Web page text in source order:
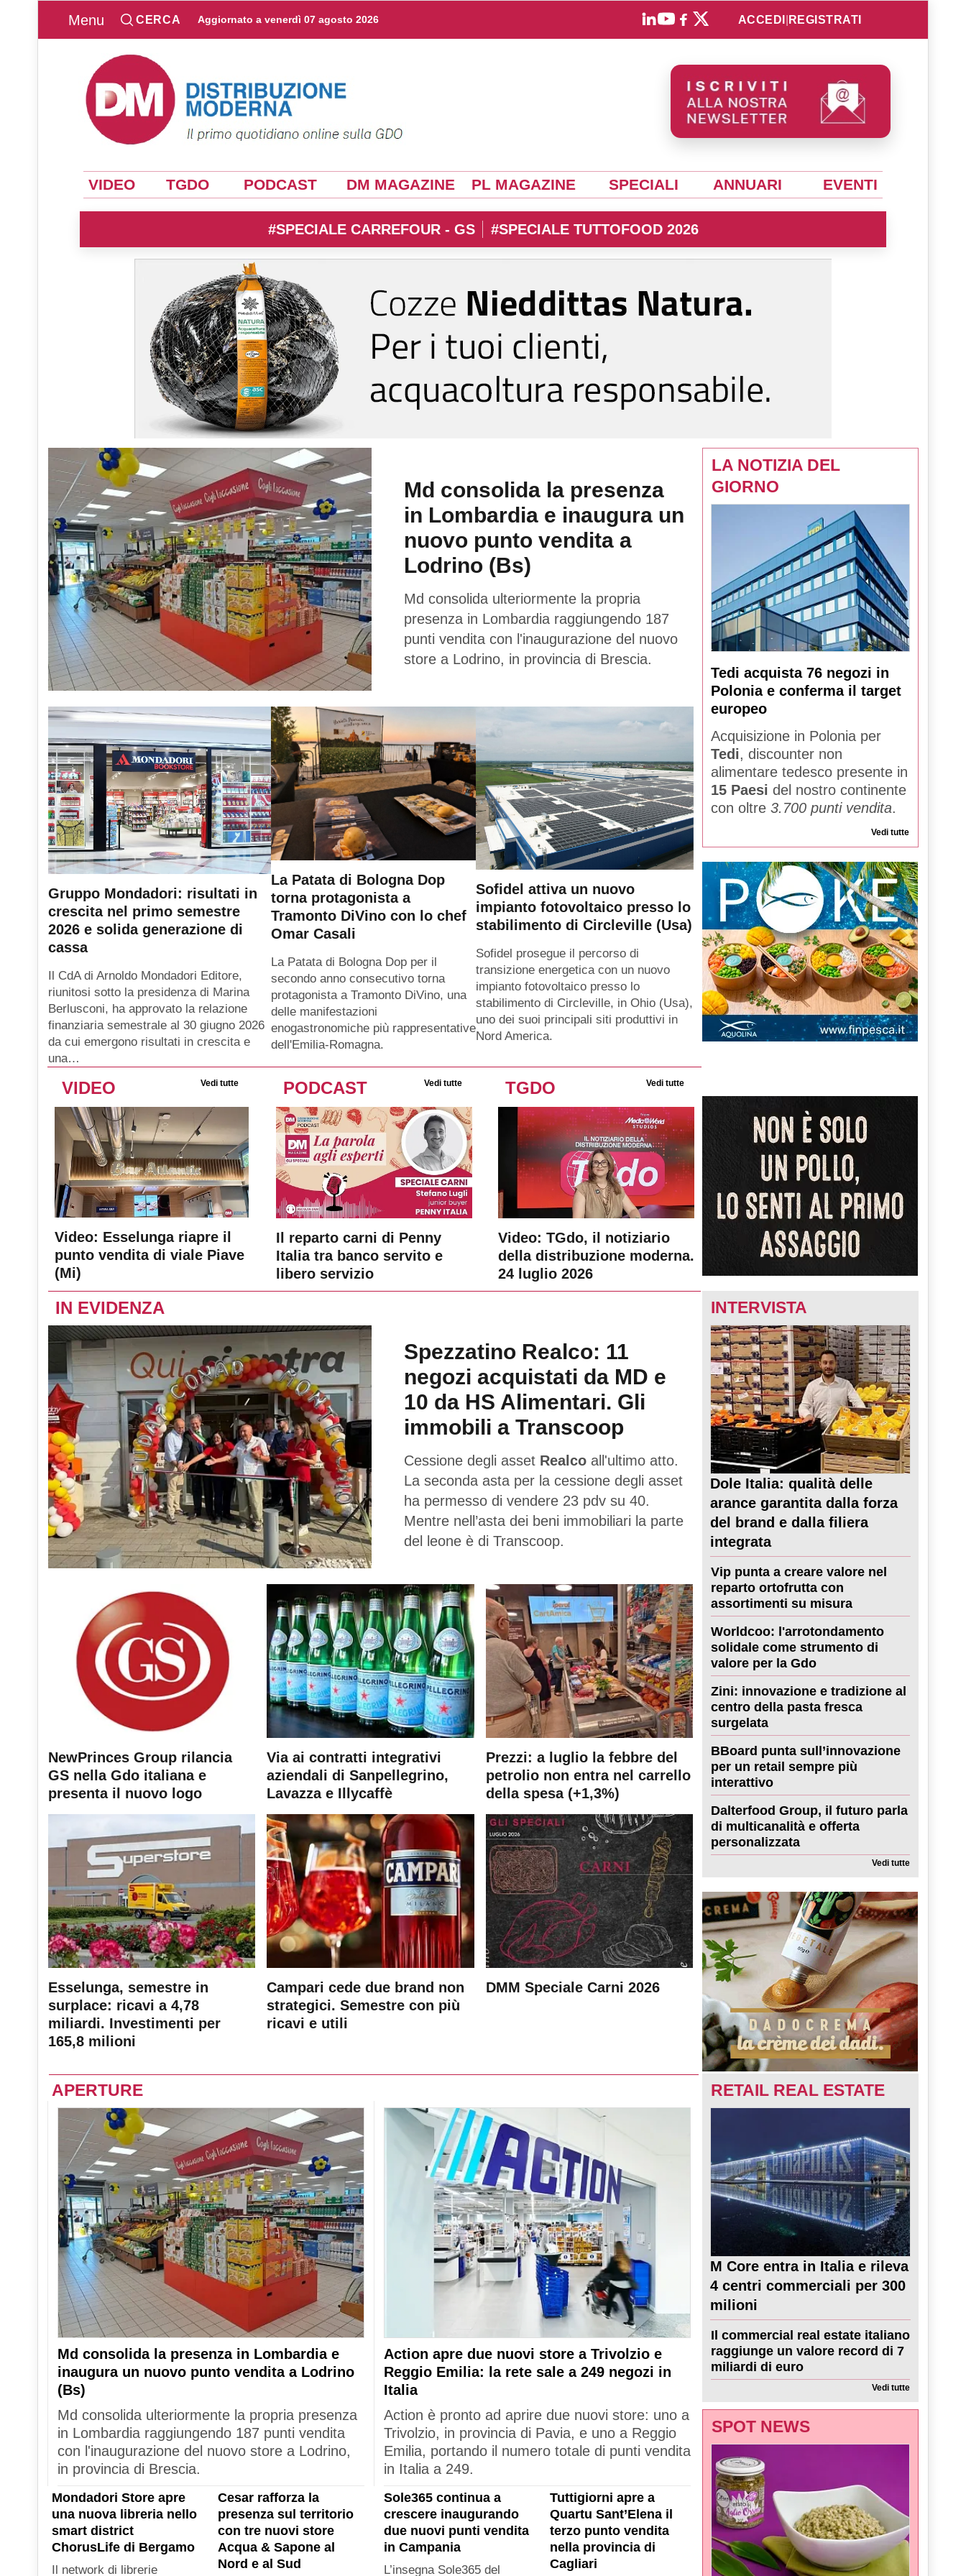
Menu CERCA Aggiornato a venerdì 07 agosto 2026 ACCEDI REGISTRATI
VIDEO TGDO PODCAST DM MAGAZINE PL MAGAZINE SPECIALI ANNUARI EVENTI
#SPECIALE CARREFOUR - GS #SPECIALE TUTTOFOOD 2026
Md consolida la presenza
in Lombardia e inaugura un
nuovo punto vendita a
Lodrino (Bs)
Md consolida ulteriormente la propria
presenza in Lombardia raggiungendo 187
punti vendita con l'inaugurazione del nuovo
store a Lodrino, in provincia di Brescia.
Gruppo Mondadori: risultati in
crescita nel primo semestre
2026 e solida generazione di
cassa
Il CdA di Arnoldo Mondadori Editore,
riunitosi sotto la presidenza di Marina
Berlusconi, ha approvato la relazione
finanziaria semestrale al 30 giugno 2026
da cui emergono risultati in crescita e
una…
La Patata di Bologna Dop
torna protagonista a
Tramonto DiVino con lo chef
Omar Casali
La Patata di Bologna Dop per il
secondo anno consecutivo torna
protagonista a Tramonto DiVino, una
delle manifestazioni
enogastronomiche più rappresentative
dell'Emilia-Romagna.
Sofidel attiva un nuovo
impianto fotovoltaico presso lo
stabilimento di Circleville (Usa)
Sofidel prosegue il percorso di
transizione energetica con un nuovo
impianto fotovoltaico presso lo
stabilimento di Circleville, in Ohio (Usa),
uno dei suoi principali siti produttivi in
Nord America.
LA NOTIZIA DEL
GIORNO
Tedi acquista 76 negozi in
Polonia e conferma il target
europeo
Acquisizione in Polonia per
Tedi, discounter non
alimentare tedesco presente in
15 Paesi del nostro continente
con oltre 3.700 punti vendita.
Vedi tutte
VIDEO Vedi tutte
Video: Esselunga riapre il
punto vendita di viale Piave
(Mi)
PODCAST Vedi tutte
Il reparto carni di Penny
Italia tra banco servito e
libero servizio
TGDO Vedi tutte
Video: TGdo, il notiziario
della distribuzione moderna.
24 luglio 2026
IN EVIDENZA
Spezzatino Realco: 11
negozi acquistati da MD e
10 da HS Alimentari. Gli
immobili a Transcoop
Cessione degli asset Realco all'ultimo atto.
La seconda asta per la cessione degli asset
ha permesso di vendere 23 pdv su 40.
Mentre nell’asta dei beni immobiliari la parte
del leone è di Transcoop.
NewPrinces Group rilancia
GS nella Gdo italiana e
presenta il nuovo logo
Via ai contratti integrativi
aziendali di Sanpellegrino,
Lavazza e Illycaffè
Prezzi: a luglio la febbre del
petrolio non entra nel carrello
della spesa (+1,3%)
Esselunga, semestre in
surplace: ricavi a 4,78
miliardi. Investimenti per
165,8 milioni
Campari cede due brand non
strategici. Semestre con più
ricavi e utili
DMM Speciale Carni 2026
INTERVISTA
Dole Italia: qualità delle
arance garantita dalla forza
del brand e dalla filiera
integrata
Vip punta a creare valore nel
reparto ortofrutta con
assortimenti su misura
Worldcoo: l'arrotondamento
solidale come strumento di
valore per la Gdo
Zini: innovazione e tradizione al
centro della pasta fresca
surgelata
BBoard punta sull’innovazione
per un retail sempre più
interattivo
Dalterfood Group, il futuro parla
di multicanalità e offerta
personalizzata
Vedi tutte
APERTURE
Md consolida la presenza in Lombardia e
inaugura un nuovo punto vendita a Lodrino
(Bs)
Md consolida ulteriormente la propria presenza
in Lombardia raggiungendo 187 punti vendita
con l'inaugurazione del nuovo store a Lodrino,
in provincia di Brescia.
Action apre due nuovi store a Trivolzio e
Reggio Emilia: la rete sale a 249 negozi in
Italia
Action è pronto ad aprire due nuovi store: uno a
Trivolzio, in provincia di Pavia, e uno a Reggio
Emilia, portando il numero totale di punti vendita
in Italia a 249.
Mondadori Store apre
una nuova libreria nello
smart district
ChorusLife di Bergamo
Il network di librerie
Cesar rafforza la
presenza sul territorio
con tre nuovi store
Acqua & Sapone al
Nord e al Sud
Sole365 continua a
crescere inaugurando
due nuovi punti vendita
in Campania
L’insegna Sole365 del
Tuttigiorni apre a
Quartu Sant’Elena il
terzo punto vendita
nella provincia di
Cagliari
RETAIL REAL ESTATE
M Core entra in Italia e rileva
4 centri commerciali per 300
milioni
Il commercial real estate italiano
raggiunge un valore record di 7
miliardi di euro
Vedi tutte
SPOT NEWS